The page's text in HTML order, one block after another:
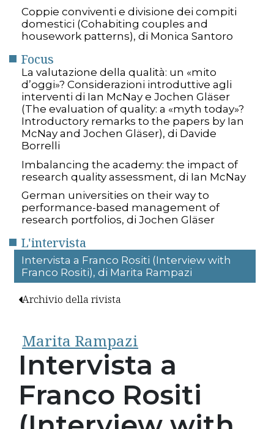
Coppie conviventi e divisione dei compiti
domestici (Cohabiting couples and
housework patterns), di Monica Santoro
Focus
La valutazione della qualità: un «mito
d’oggi»? Considerazioni introduttive agli
interventi di Ian McNay e Jochen Gläser
(The evaluation of quality: a «myth today»?
Introductory remarks to the papers by Ian
McNay and Jochen Gläser), di Davide
Borrelli
Imbalancing the academy: the impact of
research quality assessment, di Ian McNay
German universities on their way to
performance-based management of
research portfolios, di Jochen Gläser
L'intervista
Intervista a Franco Rositi (Interview with
Franco Rositi), di Marita Rampazi
Archivio della rivista
Marita Rampazi
Intervista a
Franco Rositi